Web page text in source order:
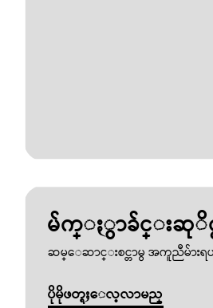
မ်က္ႏွာခ်င္းဆုိင္
ဆမ္ေဆာင္းစင္တာမွ အကူညီမ်ားရ
ပိုမိုဖတ္ရႈေလ့လာမည္